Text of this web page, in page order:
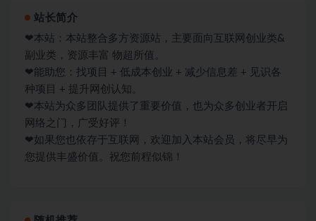
站长简介
❤本站：本站整合多方资源站，主要面向互联网创业类&
副业类，资源丰富 物超所值。
❤能助您：找项目 + 低成本创业 + 减少信息差 + 见识各
种项目 + 提升网创认知。
❤本站为众多团队提供了重要价值，也为众多创业者开启
网络之门，广受好评！
❤如果您也依存于互联网，欢迎加入本站会员，将尽早为
您提供丰盛价值。祝您前程似锦！